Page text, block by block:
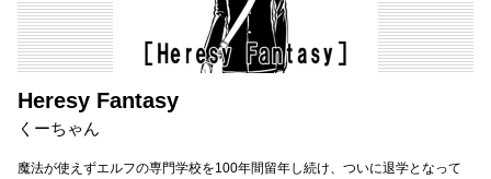
Heresy Fantasy
くーちゃん
魔法が使えずエルフの専門学校を100年間留年し続け、ついに退学となって